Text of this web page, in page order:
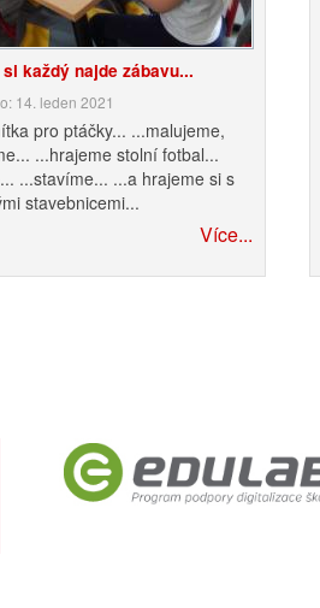
každý najde zábavu...
14. leden 2021
pro ptáčky... ...malujeme,
...hrajeme stolní fotbal...
...stavíme... ...a hrajeme si s
stavebnicemi...
Více...